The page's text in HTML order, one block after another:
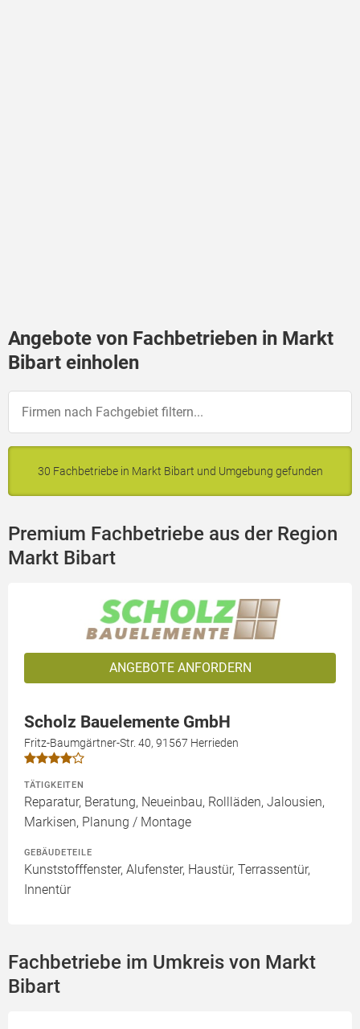
Angebote von Fachbetrieben in Markt
Bibart einholen
30 Fachbetriebe in Markt Bibart und Umgebung gefunden
Premium Fachbetriebe aus der Region
Markt Bibart
ANGEBOTE ANFORDERN
Scholz Bauelemente GmbH
Fritz-Baumgärtner-Str. 40, 91567 Herrieden
TÄTIGKEITEN
Reparatur, Beratung, Neueinbau, Rollläden, Jalousien,
Markisen, Planung / Montage
GEBÄUDETEILE
Kunststofffenster, Alufenster, Haustür, Terrassentür,
Innentür
Fachbetriebe im Umkreis von Markt
Bibart